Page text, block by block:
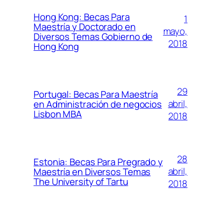
Hong Kong: Becas Para
Maestría y Doctorado en
Diversos Temas Gobierno de
Hong Kong
1
mayo,
2018
Portugal: Becas Para Maestría
en Administración de negocios
Lisbon MBA
29
abril,
2018
Estonia: Becas Para Pregrado y
Maestría en Diversos Temas
The University of Tartu
28
abril,
2018